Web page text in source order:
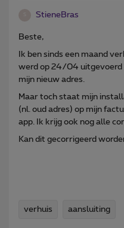
StieneBras
Beste,
Ik ben sinds een maand
werd op 24/04 uitgevoerd
mijn nieuw adres.
Maar toch staat mijn
(nl. oud adres) op mijn
app. Ik krijg ook nog alle
Kan dit gecorrigeerd
verhuis aansluiting